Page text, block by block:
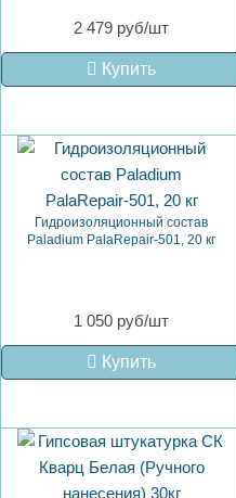
2 479 руб/шт
Купить
Гидроизоляционный состав
Paladium PalaRepair-501, 20 кг
1 050 руб/шт
Купить